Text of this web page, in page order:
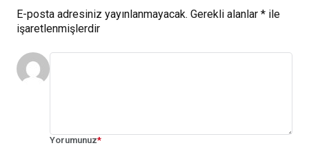
E-posta adresiniz yayınlanmayacak. Gerekli alanlar * ile
işaretlenmişlerdir
Yorumunuz*